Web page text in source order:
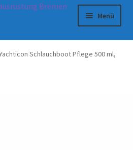
Menü
Schlauchboot Pflege 500 ml,